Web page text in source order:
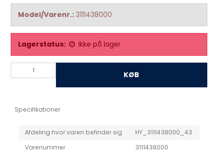
Model/Varenr.: 3111438000
Lagerstatus: Ikke på lager
KØB
Specifikationer
Afdeling hvor varen befinder sig
HY_3111438000_43
Varenummer
3111438000